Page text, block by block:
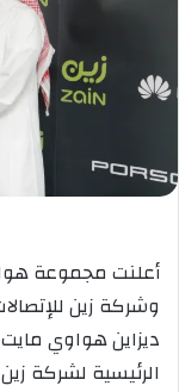
أعلنت مجموعة
وشركة زين
ديزاين هواوي
الرئيسية لشركة زين